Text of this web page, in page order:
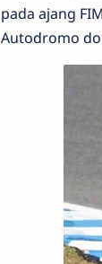
pada ajang
Autodromo